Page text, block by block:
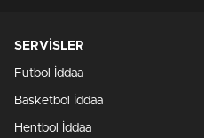
SERVİSLER
Futbol İddaa
Basketbol İddaa
Hentbol İddaa